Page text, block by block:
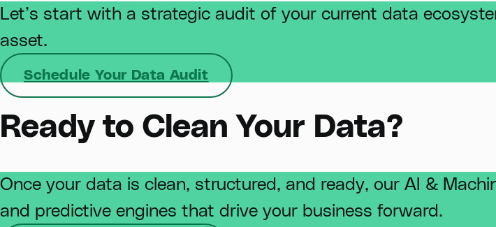
Let’s start with a strategic audit of your current data
asset.
Schedule Your Data Audit
Ready to Clean Your Data?
Once your data is clean, structured, and ready, our AI &
and predictive engines that drive your business forward.